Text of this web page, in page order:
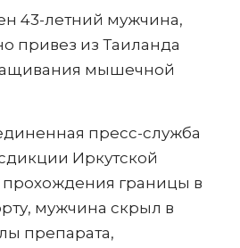
43-летний мужчина,
привез из Таиланда
мышечной
пресс-служба
Иркутской
прохождения границы в
мужчина скрыл в
препарата,